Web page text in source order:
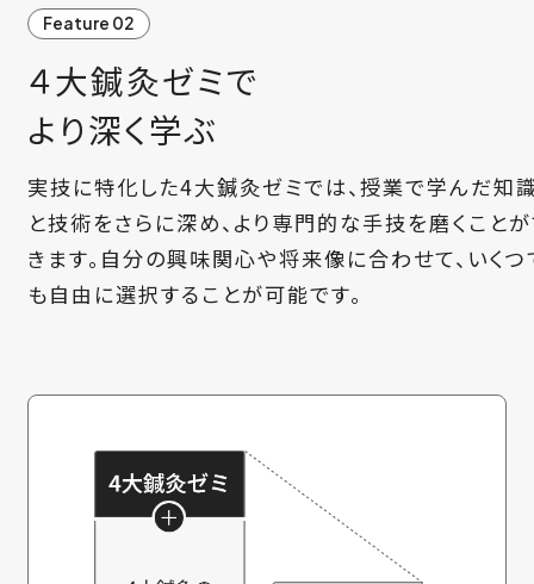
Feature 02
４大鍼灸ゼミで
より深く学ぶ
実技に特化した4大鍼灸ゼミでは、授業で学んだ知
と技術をさらに深め、より専門的な手技を磨くこと
きます。自分の興味関心や将来像に合わせて、いくつ
も自由に選択することが可能です。